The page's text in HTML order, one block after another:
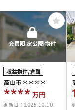
会員限定公開物件
収益物件/倉庫
高山市＊＊＊＊
**** 万円
更新日： 2025.10.10